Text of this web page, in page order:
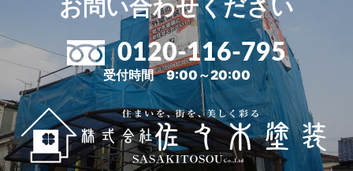
お問い合わせください
0120-116-795
受付時間 9:00～20:00